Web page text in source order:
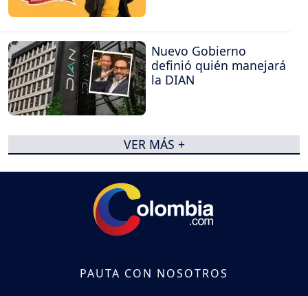
Nuevo Gobierno
definió quién manejará
la DIAN
VER MÁS +
PAUTA CON NOSOTROS